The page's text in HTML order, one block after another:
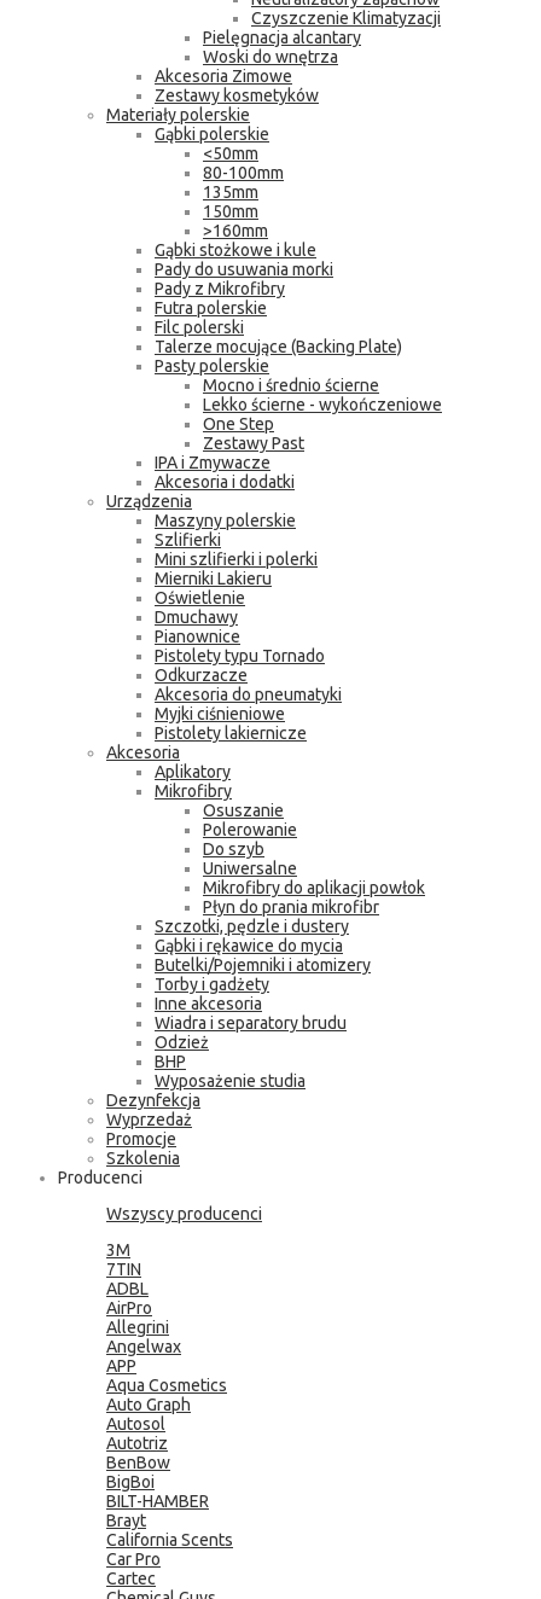
Czyszczenie Klimatyzacji
Pielęgnacja alcantary
Woski do wnętrza
Akcesoria Zimowe
Zestawy kosmetyków
Materiały polerskie
Gąbki polerskie
<50mm
80-100mm
135mm
150mm
>160mm
Gąbki stożkowe i kule
Pady do usuwania morki
Pady z Mikrofibry
Futra polerskie
Filc polerski
Talerze mocujące (Backing Plate)
Pasty polerskie
Mocno i średnio ścierne
Lekko ścierne - wykończeniowe
One Step
Zestawy Past
IPA i Zmywacze
Akcesoria i dodatki
Urządzenia
Maszyny polerskie
Szlifierki
Mini szlifierki i polerki
Mierniki Lakieru
Oświetlenie
Dmuchawy
Pianownice
Pistolety typu Tornado
Odkurzacze
Akcesoria do pneumatyki
Myjki ciśnieniowe
Pistolety lakiernicze
Akcesoria
Aplikatory
Mikrofibry
Osuszanie
Polerowanie
Do szyb
Uniwersalne
Mikrofibry do aplikacji powłok
Płyn do prania mikrofibr
Szczotki, pędzle i dustery
Gąbki i rękawice do mycia
Butelki/Pojemniki i atomizery
Torby i gadżety
Inne akcesoria
Wiadra i separatory brudu
Odzież
BHP
Wyposażenie studia
Dezynfekcja
Wyprzedaż
Promocje
Szkolenia
Producenci
Wszyscy producenci
3M
7TIN
ADBL
AirPro
Allegrini
Angelwax
APP
Aqua Cosmetics
Auto Graph
Autosol
Autotriz
BenBow
BigBoi
BILT-HAMBER
Brayt
California Scents
Car Pro
Cartec